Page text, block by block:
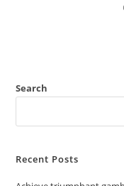
Search
Recent Posts